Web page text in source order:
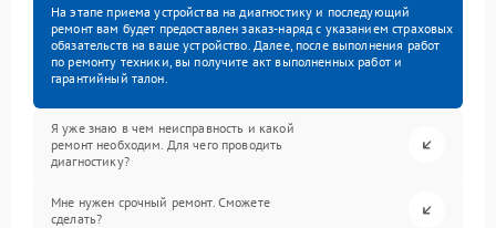
На этапе приема устройства на диагностику и последующий
ремонт вам будет предоставлен заказ-наряд с указанием страховых
обязательств на ваше устройство. Далее, после выполнения работ
по ремонту техники, вы получите акт выполненных работ и
гарантийный талон.
Я уже знаю в чем неисправность и какой
ремонт необходим. Для чего проводить
диагностику?
Мне нужен срочный ремонт. Сможете
сделать?